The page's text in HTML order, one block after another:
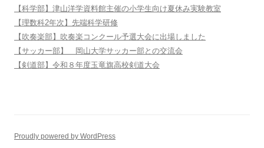
【科学部】津山洋学資料館主催の小学生向け夏休み実験教室
【理数科2年次】先端科学研修
【吹奏楽部】吹奏楽コンクール予選大会に出場しました
【サッカー部】 岡山大学サッカー部との交流会
【剣道部】令和８年度玉竜旗高校剣道大会
Proudly powered by WordPress